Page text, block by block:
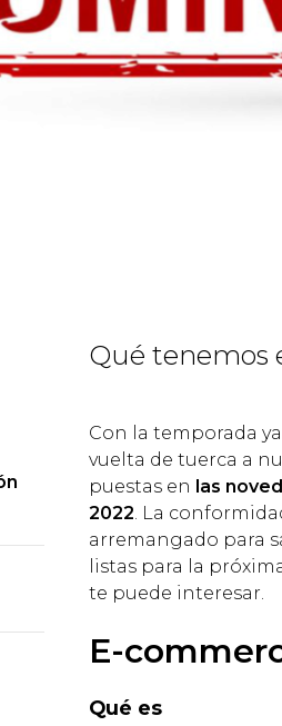
Qué tenemos
Con la temporada
vuelta de tuerca a
puestas en las
2022. La
arremangado para
listas para la
te puede interesar.
E-
Qué es